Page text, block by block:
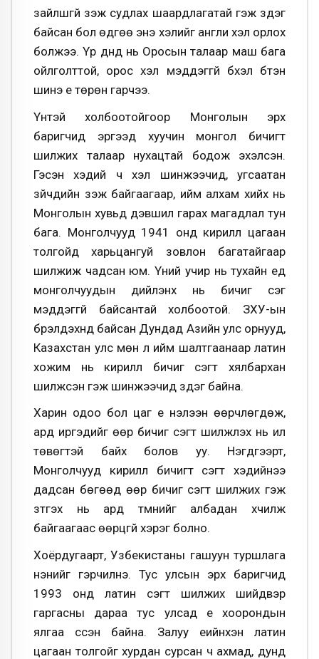
зайлшгүй үзэж судлах шаардлагатай гэж үздэг
байсан бол өдгөө энэ хэлийг англи хэл орлох
болжээ. Үр дүнд нь Оросын талаар маш бага
ойлголттой, орос хэл мэддэггүй бүхэл бүтэн
шинэ үе төрөн гарчээ.
Үүнтэй холбоотойгоор Монголын эрх
баригчид эргээд хуучин монгол бичигт
шилжих талаар нухацтай бодож эхэлсэн.
Гэсэн хэдий ч хэл шинжээчид, угсаатан
зүйчдийн үзэж байгаагаар, ийм алхам хийх нь
Монголын хувьд дэвшил гарах магадлал тун
бага. Монголчууд 1941 онд кирилл цагаан
толгойд харьцангуй зовлон багатайгаар
шилжиж чадсан юм. Үүний учир нь тухайн үед
монголчуудын дийлэнх нь бичиг үсэг
мэддэггүй байсантай холбоотой. ЗХУ-ын
бүрэлдэхүүнд байсан Дундад Азийн улс орнууд,
Казахстан улс мөн л ийм шалтгаанаар латин
хожим нь кирилл бичиг үсэгт хялбархан
шилжсэн гэж шинжээчид үздэг байна.
Харин одоо бол цаг үе нэлээн өөрчлөгдөж,
ард иргэдийг өөр бичиг үсэгт шилжүүлэх нь илүү
төвөгтэй байх болов уу. Нэгдүгээрт,
Монголчууд кирилл бичигт үсэгт хэдийнээ
дадсан бөгөөд өөр бичиг үсэгт шилжих гэж
зүтгэх нь ард түмнийг албадан хүчилж
байгаагаас өөрцгүй хэрэг болно.
Хоёрдугаарт, Узбекистаны гашуун туршлага
үнэнийг гэрчилнэ. Тус улсын эрх баригчид
1993 онд латин үсэгт шилжих шийдвэр
гаргасны дараа тус улсад үе хоорондын
ялгаа үүссэн байна. Залуу үеийнхэн латин
цагаан толгойг хурдан сурсан ч ахмад, дунд